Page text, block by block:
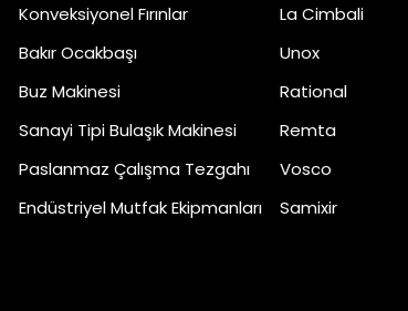
Konveksiyonel Fırınlar
Bakır Ocakbaşı
Buz Makinesi
Sanayi Tipi Bulaşık Makinesi
Paslanmaz Çalışma Tezgahı
Endüstriyel Mutfak Ekipmanları
La Cimbali
Unox
Rational
Remta
Vosco
Samixir